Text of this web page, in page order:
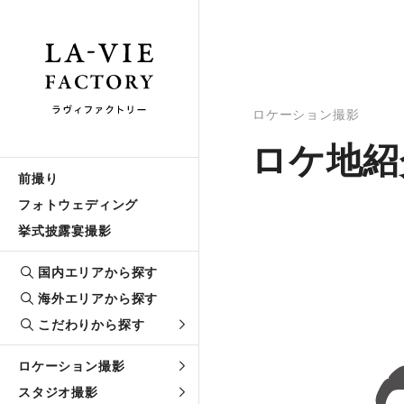
前撮り
フォトウェディング
挙式披露宴撮影
国内エリアから探す
海外エリアから探す
こだわりから探す
ロケーション撮影
スタジオ撮影
ロケーション撮影
ロケ地